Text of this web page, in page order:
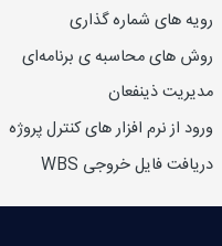
رویه های شماره گذاری
روش های محاسبه ی برنامه‌ای
مدیریت ذینفعان
ورود از نرم افزار های کنترل پروژه
دریافت فایل خروجی WBS